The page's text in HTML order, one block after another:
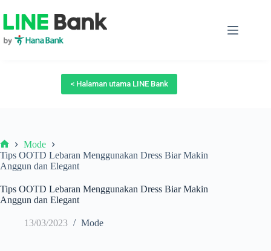
to
content
< Halaman utama LINE Bank
Beranda
Mode
Tips OOTD Lebaran Menggunakan Dress Biar Makin
Anggun dan Elegant
Tips OOTD Lebaran Menggunakan Dress Biar Makin
Anggun dan Elegant
13/03/2023 Mode